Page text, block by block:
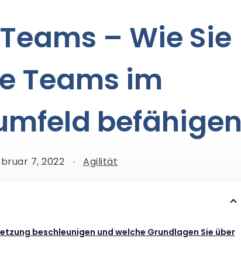
– Wie Sie
Teams im
befähigen
7, 2022 Agilität
beschleunigen und welche Grundlagen Sie über